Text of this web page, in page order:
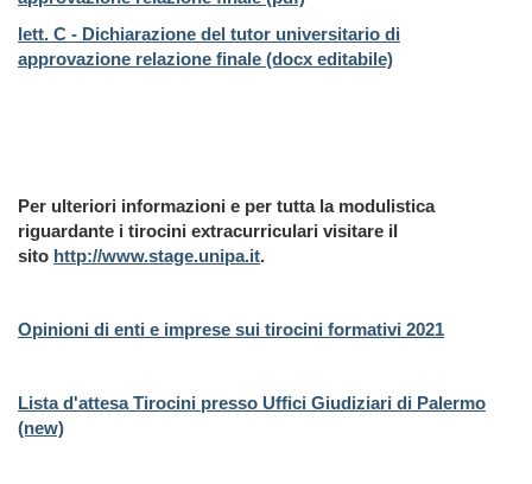
lett. C - Dichiarazione del tutor universitario di
approvazione relazione finale (docx editabile)
Per ulteriori informazioni e per tutta la modulistica
riguardante i tirocini extracurriculari visitare il
sito http://www.stage.unipa.it.
Opinioni di enti e imprese sui tirocini formativi 2021
Lista d'attesa Tirocini presso Uffici Giudiziari di Palermo
(new)